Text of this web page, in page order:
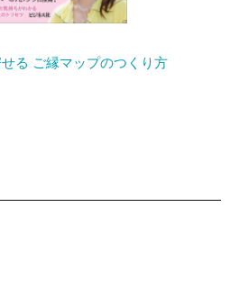
る ご縁マップのつくり方